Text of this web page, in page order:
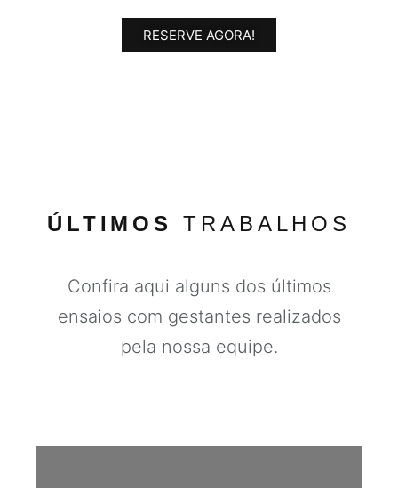
RESERVE AGORA!
ÚLTIMOS TRABALHOS
Confira aqui alguns dos últimos
ensaios com gestantes realizados
pela nossa equipe.